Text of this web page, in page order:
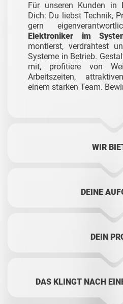
Für unseren Kunden in
Dich: Du liebst Technik,
gern
Elektroniker im
montierst, verdrahtest
Systeme in Betrieb.
mit, profitiere von
Arbeitszeiten,
einem starken Team.
WIR
DEINE
DEIN
DAS KLINGT NACH